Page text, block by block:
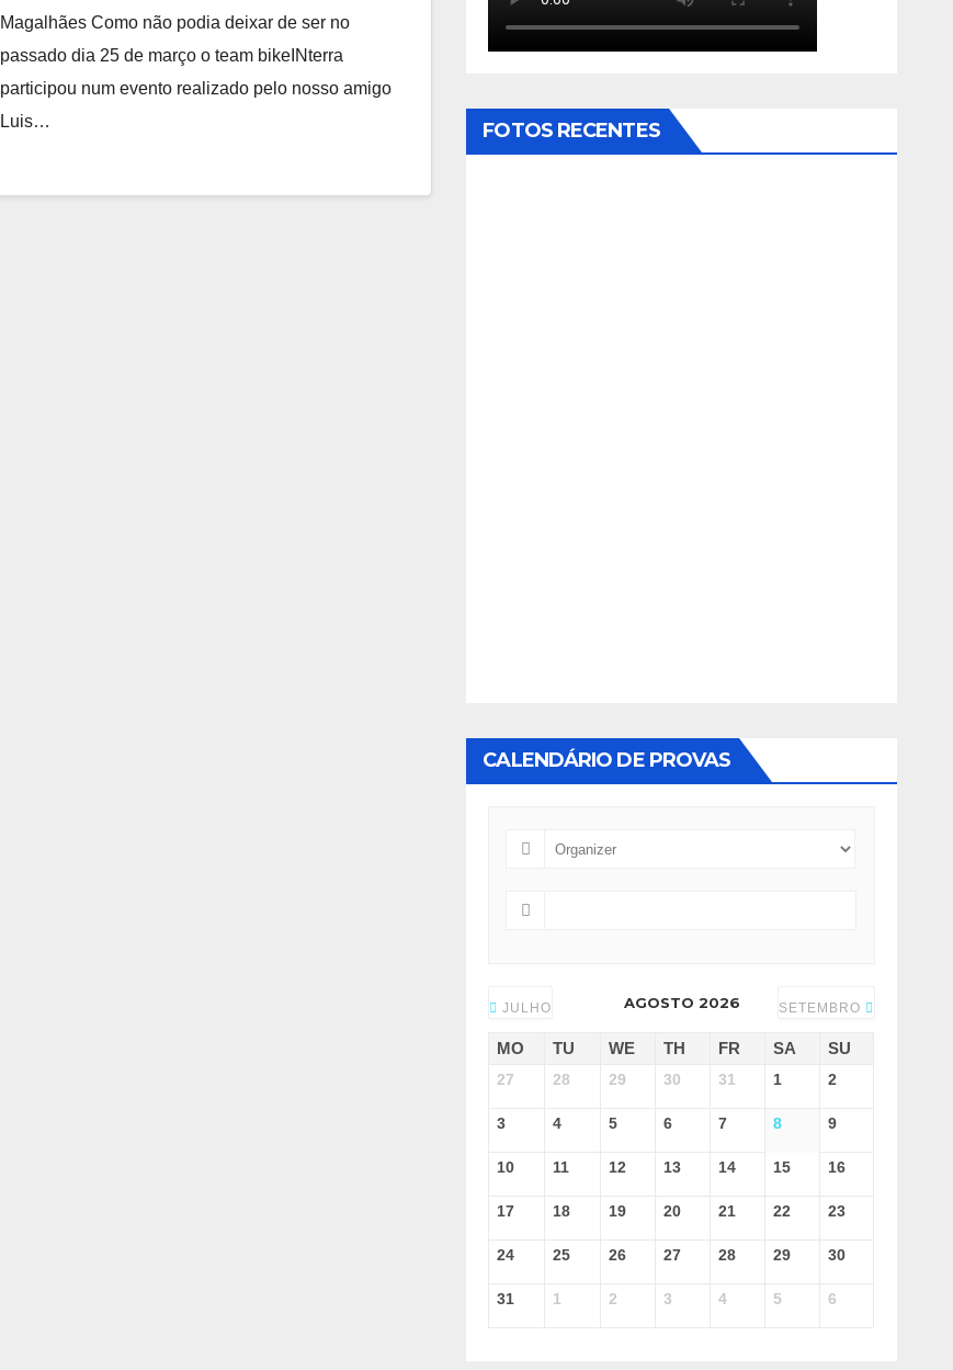
Magalhães Como não podia deixar de ser no
passado dia 25 de março o team bikeINterra
participou num evento realizado pelo nosso amigo
Luis…
FOTOS RECENTES
CALENDÁRIO DE PROVAS
JULHO AGOSTO 2026 SETEMBRO
MO TU WE TH FR SA SU
27 28 29 30 31 1 2
3 4 5 6 7 8 9
10 11 12 13 14 15 16
17 18 19 20 21 22 23
24 25 26 27 28 29 30
31 1 2 3 4 5 6